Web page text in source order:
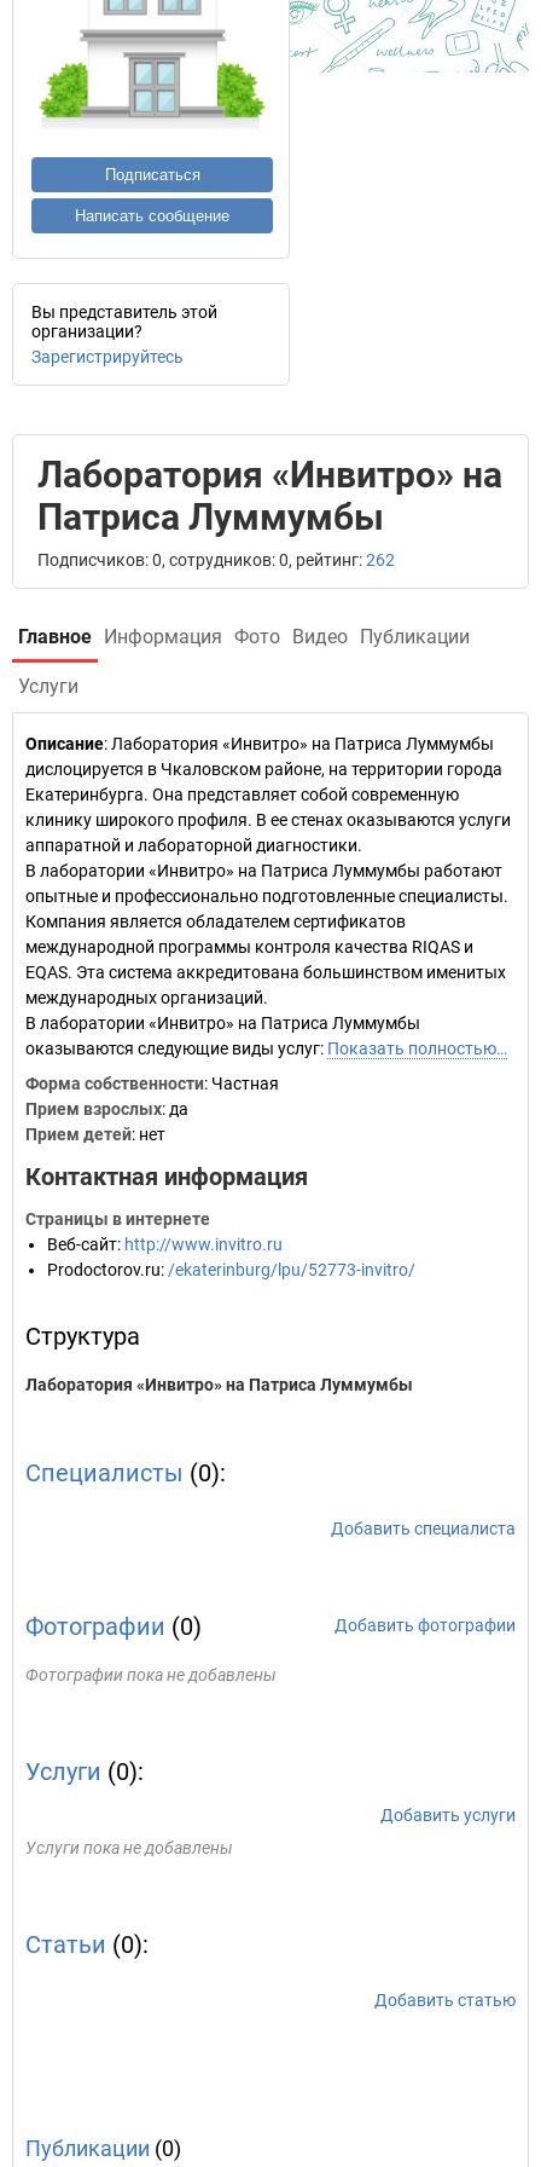
Подписаться
Написать сообщение
Вы представитель этой
организации?
Зарегистрируйтесь
Лаборатория «Инвитро» на
Патриса Луммумбы
Подписчиков: 0, сотрудников: 0, рейтинг:262
Главное Информация Фото Видео Публикации
Услуги
Описание: Лаборатория «Инвитро» на Патриса Луммумбы
дислоцируется в Чкаловском районе, на территории города
Екатеринбурга. Она представляет собой современную
клинику широкого профиля. В ее стенах оказываются услуги
аппаратной и лабораторной диагностики.
В лаборатории «Инвитро» на Патриса Луммумбы работают
опытные и профессионально подготовленные специалисты.
Компания является обладателем сертификатов
международной программы контроля качества RIQAS и
EQAS. Эта система аккредитована большинством именитых
международных организаций.
В лаборатории «Инвитро» на Патриса Луммумбы
оказываются следующие виды услуг: Показать полностью…
Форма собственности: Частная
Прием взрослых: да
Прием детей: нет
Контактная информация
Страницы в интернете
Веб-сайт: http://www.invitro.ru
Prodoctorov.ru: /ekaterinburg/lpu/52773-invitro/
Структура
Лаборатория «Инвитро» на Патриса Луммумбы
Специалисты (0):
Добавить специалиста
Фотографии (0) Добавить фотографии
Фотографии пока не добавлены
Услуги (0):
Добавить услуги
Услуги пока не добавлены
Статьи (0):
Добавить статью
Публикации (0)